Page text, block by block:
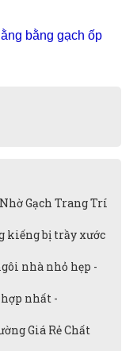
bằng gạch ốp
Gạch Trang Trí
kiếng bị trầy xước
nhà nhỏ hẹp -
nhất -
Giá Rẻ Chất